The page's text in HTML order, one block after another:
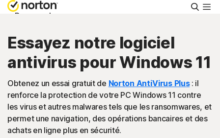
Personnel
Small Business
Support
Essayer gratuitement
Essayez notre logiciel
antivirus pour Windows 11
Obtenez un essai gratuit de Norton AntiVirus Plus: il
renforce la protection de votre PC Windows 11 contre
les virus et autres malwares tels que les ransomwares, et
permet une navigation, des opérations bancaires et des
achats en ligne plus en sécurité.